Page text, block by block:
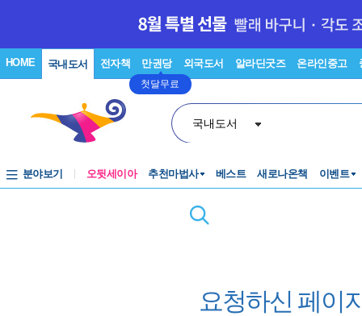
HOME 국내도서 전자책 만권당
첫달무료
외국도서 알라딘굿즈 온라인중고
국내도서
분야보기 오뒷세이아 추천마법사 베스트 새로나온책 이벤트
요청하신 페이